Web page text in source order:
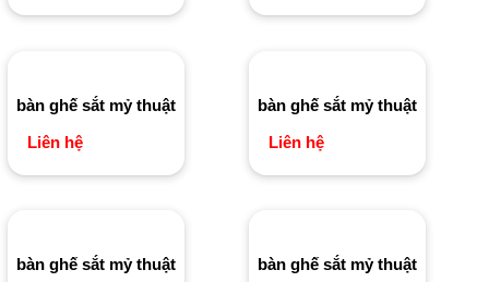
bàn ghế sắt mỷ thuật
Liên hệ